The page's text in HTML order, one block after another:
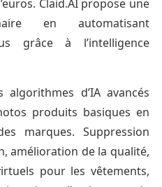
Claid.AI propose une
en automatisant
grâce à l’intelligence
d’IA avancés
produits basiques en
marques. Suppression
amélioration de la qualité,
pour les vêtements,